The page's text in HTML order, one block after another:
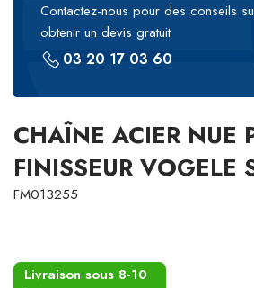
Contactez-nous pour des conseils
obtenir un devis gratuit
03 20 17 03 60
CHAÎNE ACIER NUE
FINISSEUR VOGELE
FM013255
Livraison sous 8-10